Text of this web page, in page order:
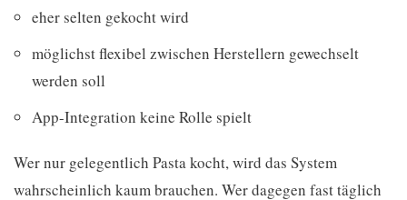
eher selten gekocht wird
möglichst flexibel zwischen Herstellern gewechselt
werden soll
App-Integration keine Rolle spielt
Wer nur gelegentlich Pasta kocht, wird das System
wahrscheinlich kaum brauchen. Wer dagegen fast täglich